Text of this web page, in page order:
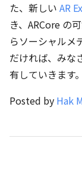
た、新しい AR
き、ARCore の
らソーシャルメ
だければ、みな
有していきます。
Posted by Hak